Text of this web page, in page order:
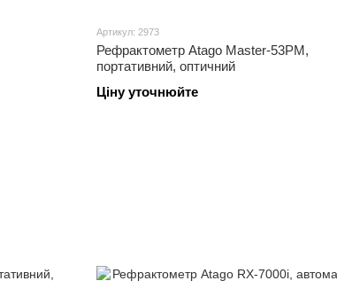
Артикул: 2973
Рефрактометр Atago Master-53PM,
портативний, оптичний
Ціну уточнюйте